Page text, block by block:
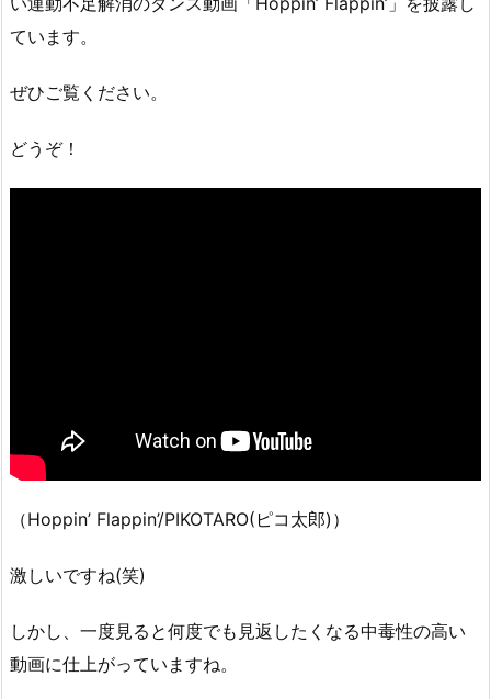
ています。
ぜひご覧ください。
どうぞ！
（Hoppin’ Flappin’/PIKOTARO(ピコ太郎)）
激しいですね(笑)
しかし、一度見ると何度でも見返したくなる中毒性の高い
動画に仕上がっていますね。